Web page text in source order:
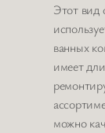
Этот вид
ванных
имеет
можно